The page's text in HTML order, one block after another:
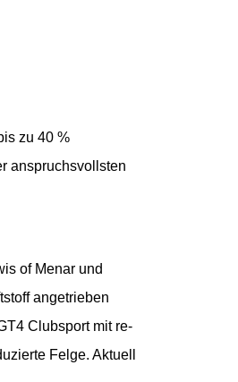
zu 40 %
anspruchsvollsten
of Menar und
angetrieben
Clubsport mit re-
Felge. Aktuell